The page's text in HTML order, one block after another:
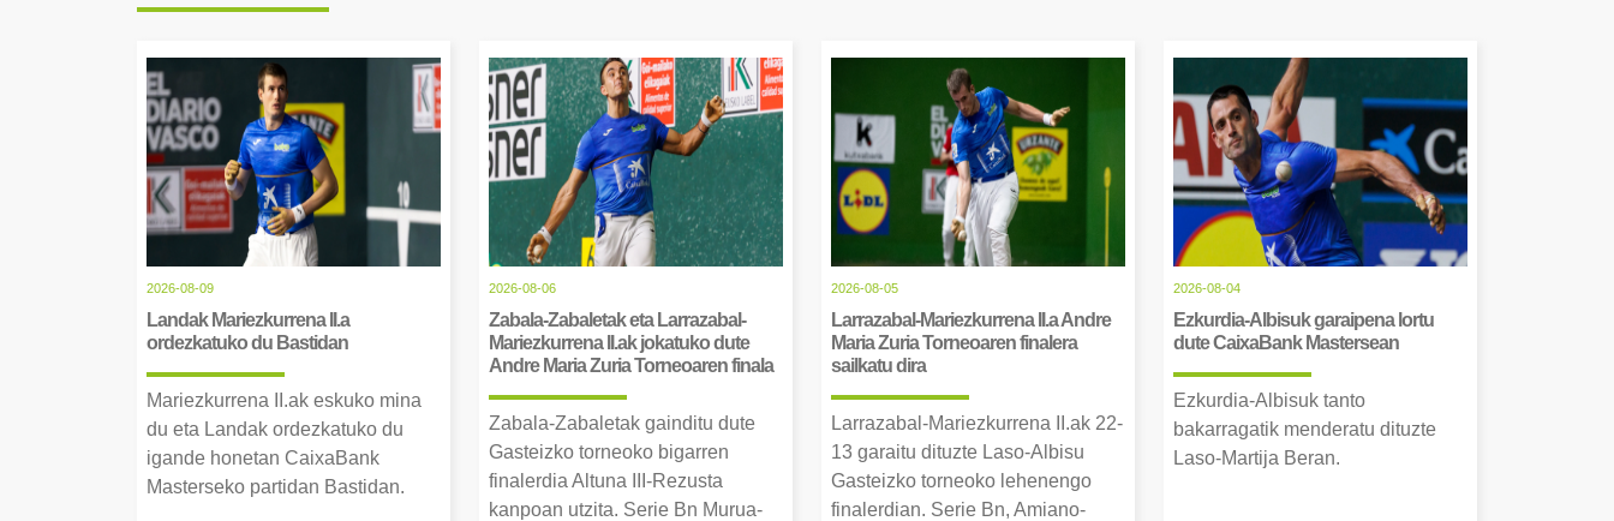
2026-08-09
Landak Mariezkurrena II.a
ordezkatuko du Bastidan
Mariezkurrena II.ak eskuko mina
du eta Landak ordezkatuko du
igande honetan CaixaBank
Masterseko partidan Bastidan.
2026-08-06
Zabala-Zabaletak eta Larrazabal-
Mariezkurrena II.ak jokatuko dute
Andre Maria Zuria Torneoaren finala
Zabala-Zabaletak gainditu dute
Gasteizko torneoko bigarren
finalerdia Altuna III-Rezusta
kanpoan utzita. Serie Bn Murua-
2026-08-05
Larrazabal-Mariezkurrena II.a Andre
Maria Zuria Torneoaren finalera
sailkatu dira
Larrazabal-Mariezkurrena II.ak 22-
13 garaitu dituzte Laso-Albisu
Gasteizko torneoko lehenengo
finalerdian. Serie Bn, Amiano-
2026-08-04
Ezkurdia-Albisuk garaipena lortu
dute CaixaBank Mastersean
Ezkurdia-Albisuk tanto
bakarragatik menderatu dituzte
Laso-Martija Beran.